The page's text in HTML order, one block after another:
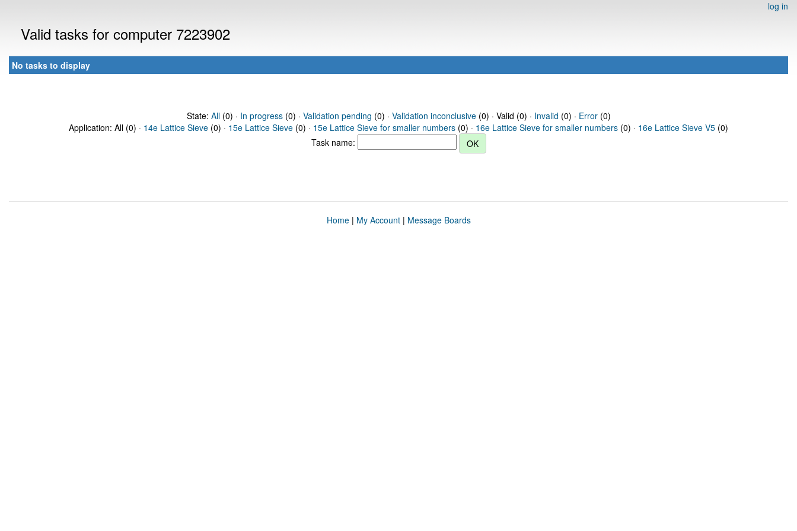
log in
Valid tasks for computer 7223902
No tasks to display
State: All(0) · In progress(0) · Validation pending (0) · Validation inconclusive(0) · Valid (0) · Invalid (0) · Error(0)
Application: All (0) · 14e Lattice Sieve (0) · 15e Lattice Sieve (0) · 15e Lattice Sieve for smaller numbers (0) · 16e Lattice Sieve for smaller numbers (0) · 16e Lattice Sieve V5 (0)
Task name:
Home| My Account| Message Boards